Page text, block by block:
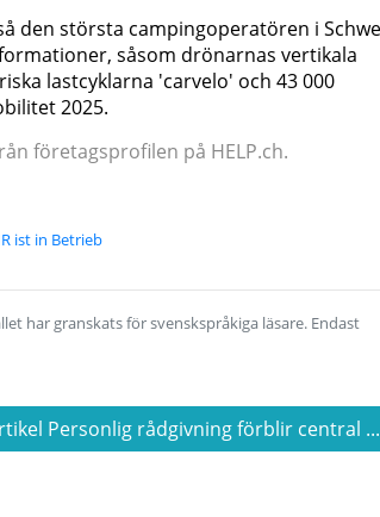
den största campingoperatören i
såsom drönarnas vertikala
lastcyklarna 'carvelo' och 43 000
2025.
företagsprofilen på HELP.ch.
ist in Betrieb
har granskats för svenskspråkiga läsare. Endast
Personlig rådgivning förblir central ...